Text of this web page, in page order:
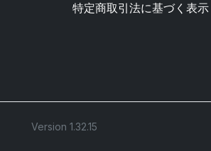
特定商取引法に基づく表示
Version 1.32.15